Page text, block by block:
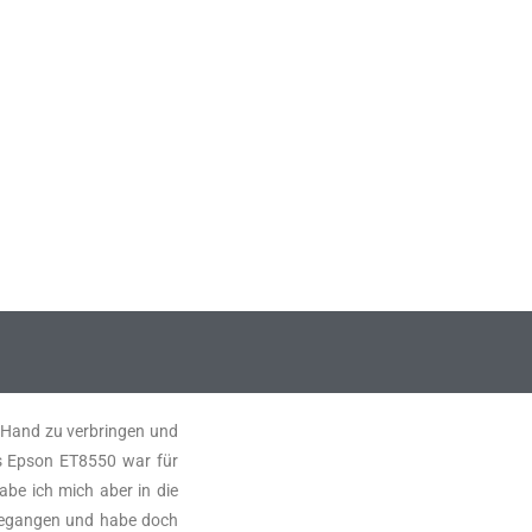
zu verbringen und
Epson ET8550 war für
ich mich aber in die
und habe doch